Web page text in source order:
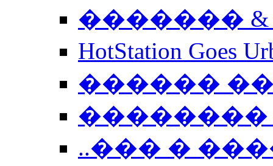
�������
HotStation
������
��������
..��� �